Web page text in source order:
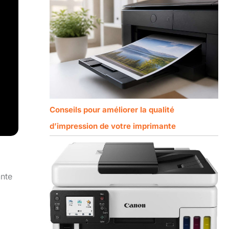
Conseils pour améliorer la qualité
d’impression de votre imprimante